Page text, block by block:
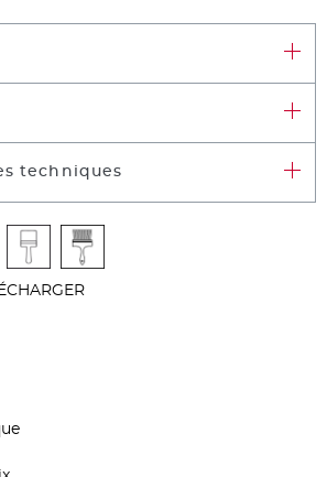
techniques